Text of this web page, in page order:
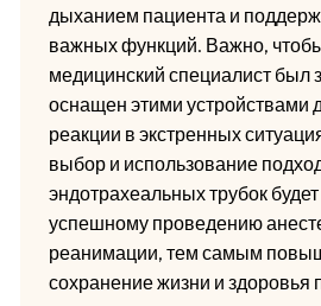
дыханием пациента и
важных функций. Важно,
медицинский специалист был
оснащен этими устройствами
реакции в экстренных
выбор и использование
эндотрахеальных трубок
успешному проведению
реанимации, тем самым
сохранение жизни и здоровья